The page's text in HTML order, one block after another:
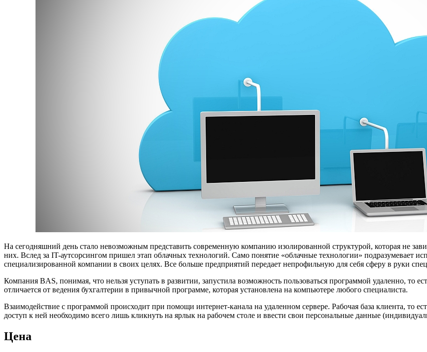
На сегодняшний день стало невозможным представить современную компанию изолированной структурой, которая не
них. Вслед за IT-аутсорсингом пришел этап облачных технологий. Само понятие «облачные технологии» подразумевает
специализированной компании в своих целях. Все больше предприятий передает непрофильную для себя сферу в руки
Компания BAS, понимая, что нельзя уступать в развитии, запустила возможность пользоваться программой удаленно, то
отличается от ведения бухгалтерии в привычной программе, которая установлена на компьютере любого специалиста.
Взаимодействие с программой происходит при помощи интернет-канала на удаленном сервере. Рабочая база клиента, то
доступ к ней необходимо всего лишь кликнуть на ярлык на рабочем столе и ввести свои персональные данные
Цена